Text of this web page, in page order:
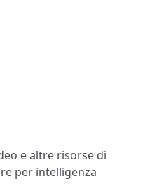
e altre risorse di
per intelligenza